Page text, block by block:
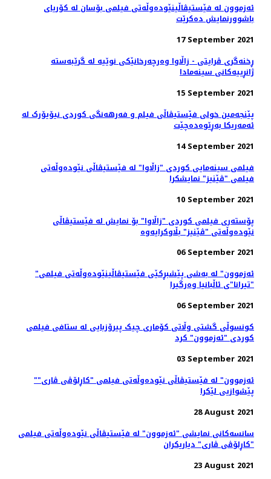
ئەزموون لە فێستیڤاڵینێوده‌وڵه‌تی فیلمی بۆسان له کۆریای
باشوورنمایش ده‌کرێت
17 September 2021
ڕخنەگری ڤرایتی - زاڵاوا وەرچەرخانێکی نوێیە لە گرێبەستە
ژانڕییەکانی سینەمادا
15 September 2021
پێنجەمین خولی فێستیڤاڵی فیلم و فەرهەنگی کوردی نیۆیۆرک لە
ئەمەریکا بەڕێوەدەچێت
14 September 2021
فیلمی سینەمایی کوردی "زاڵاوا" لە فێستیڤاڵی نێودەوڵەتی
فیلمی "ڤێنیز" نمایشکرا
10 September 2021
پۆستەری فیلمی کوردی "زاڵاوا" بۆ نمایش لە فێستیڤاڵی
نێودەوڵەتی "ڤێنیز" بڵاوکرایەوە
06 September 2021
"ئەزموون" لە به‌شی پێشبڕکێی فێستیڤاڵینێوده‌وڵه‌تی فیلمی
"تیرانا"ی ئاڵبانیا وه‌رگیرا
06 September 2021
کونسوڵی گشتی وڵاتی کۆماری چیک پیرۆزبایی لە ستافی فیلمی
کوردی "ئەزموون" کرد
03 September 2021
"ئەزموون" لە فێستیڤاڵی نێوده‌وڵه‌تی فیلمی "کاڕلۆڤی ڤاری"
پێشوازیی لێکرا
28 August 2021
سانسه‌کانی نمایشی "ئەزموون" لە فێستیڤاڵی نێوده‌وڵه‌تی فیلمی
"کاڕلۆڤی ڤاری" دیاریکران
23 August 2021